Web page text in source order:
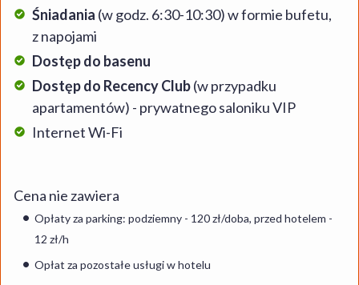
Śniadania (w godz. 6:30-10:30) w formie bufetu,
z napojami
Dostęp do basenu
Dostęp do Recency Club(w przypadku
apartamentów) - prywatnego saloniku VIP
Internet Wi-Fi
Cena nie zawiera
Opłaty za parking: podziemny - 120 zł/doba, przed hotelem -
12 zł/h
Opłat za pozostałe usługi w hotelu